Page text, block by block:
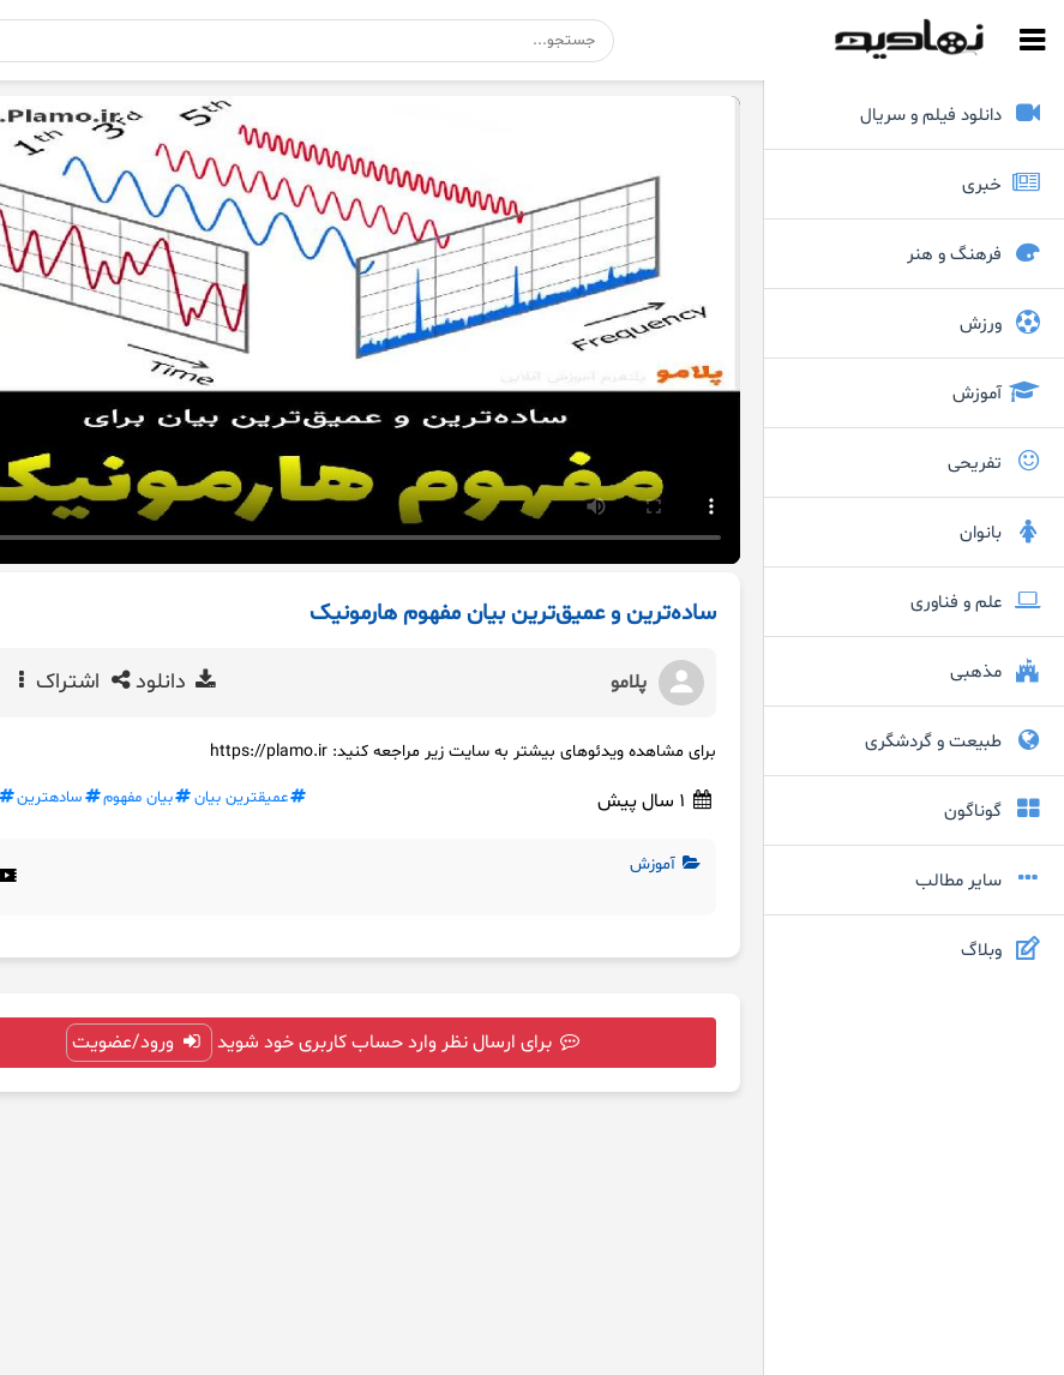
دانلود فیلم و سریال
خبری
فرهنگ و هنر
ورزش
آموزش
تفریحی
بانوان
علم و فناوری
مذهبی
طبیعت و گردشگری
گوناگون
سایر مطالب
وبلاگ
ساده‌ترین و عمیق‌ترین بیان مفهوم هارمونیک
پلامو دانلود اشتراک
برای مشاهده ویدئوهای بیشتر به سایت زیر مراجعه کنید: https://plamo.ir
عمیقترین بیان بیان مفهوم سادهترین
آموزش
برای ارسال نظر وارد حساب کاربری خود شوید ورود/عضویت